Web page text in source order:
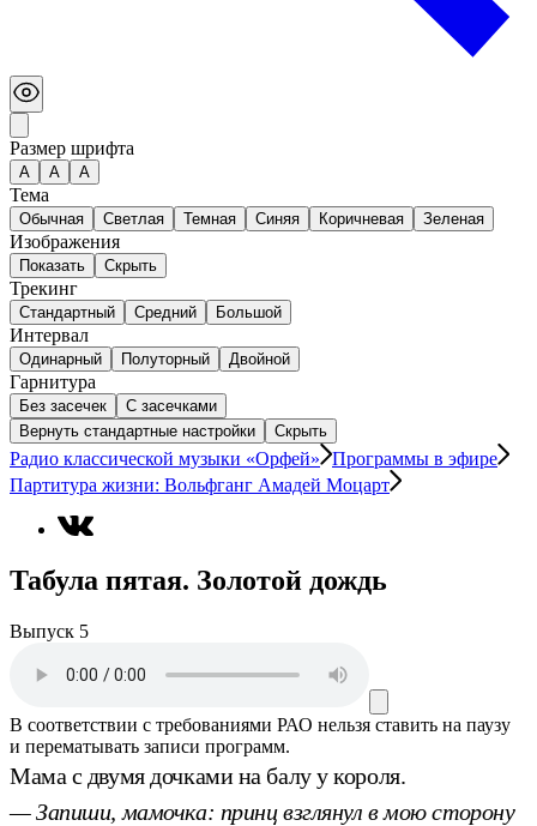
Размер шрифта
А A A
Тема
Обычная Светлая Темная Синяя Коричневая Зеленая
Изображения
Показать Скрыть
Трекинг
Стандартный Средний Большой
Интервал
Одинарный Полуторный Двойной
Гарнитура
Без засечек
С засечками
Вернуть стандартные настройки
Скрыть
Радио классической музыки «Орфей»
Программы в эфире
Партитура жизни: Вольфганг Амадей Моцарт
Табула пятая. Золотой дождь
Выпуск 5
В соответствии с требованиями РАО нельзя ставить на паузу
и перематывать записи программ.
Мама с двумя дочками на балу у короля.
— Запиши, мамочка: принц взглянул в мою сторону